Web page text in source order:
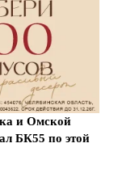
и Омской
БК55 по этой